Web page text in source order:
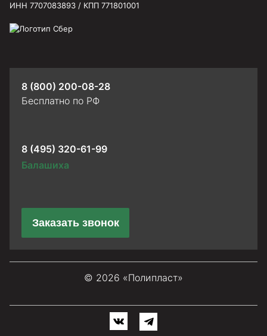
ИНН 7707083893 / КПП 771801001
8 (800) 200-08-28
Бесплатно по РФ
8 (495) 320-61-99
Балашиха
Заказать звонок
© 2026 «Полипласт»